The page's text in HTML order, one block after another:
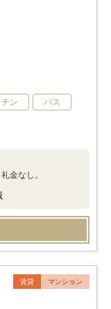
ン バス
金なし。
賃貸 マンション